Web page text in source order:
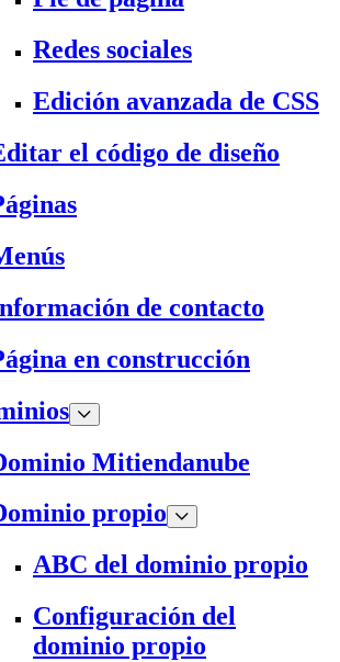
Redes sociales
Edición avanzada de CSS
el código de diseño
de contacto
en construcción
Mitiendanube
propio
ABC del dominio propio
Configuración del
dominio propio